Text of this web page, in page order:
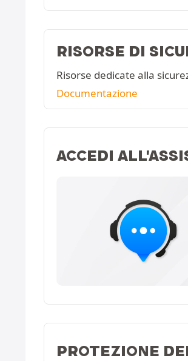
RISORSE DI
Risorse dedicate alla
Documentazione
ACCEDI
PROTEZIONE